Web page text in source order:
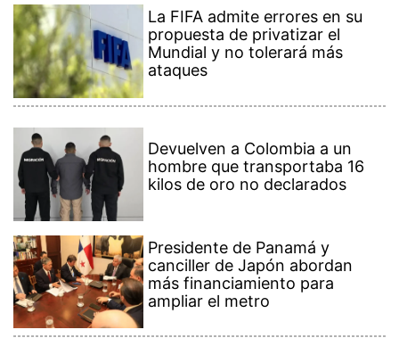
La FIFA admite errores en su
propuesta de privatizar el
Mundial y no tolerará más
ataques
Devuelven a Colombia a un
hombre que transportaba 16
kilos de oro no declarados
Presidente de Panamá y
canciller de Japón abordan
más financiamiento para
ampliar el metro